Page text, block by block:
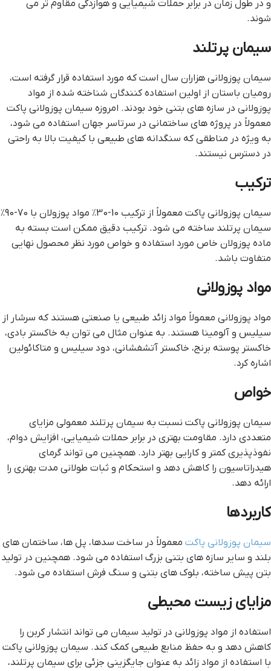
و در طول زمان در برابر حملات شیمیایی و هوازدگی مقاوم تر می
شوند.
سیمان پرتلند
سیمان پوزولانی هزاران سال است که مورد استفاده قرار گرفته است،
رومیان باستان از اولین استفاده کنندگان شناخته شده از مواد
پوزولانی در سازه های بتنی خود بودند. امروزه سیمان پوزولانی پاکت
معمولاً در پروژه های ساختمانی در سرتاسر جهان استفاده می شود،
به ویژه در مناطقی که سنگدانه های طبیعی با کیفیت بالا به راحتی
در دسترس نیستند.
ترکیب
سیمان پوزولانی پاکت معمولاً از ترکیب 10-30٪ مواد پوزولان با 70-90٪
سیمان پرتلند ساخته می شود. ترکیب دقیق ممکن است بسته به
ماده پوزولان خاص مورد استفاده و خواص مورد نظر محصول نهایی
متفاوت باشد.
مواد پوزولانی
مواد پوزولانی معمولاً مواد زائد طبیعی یا صنعتی هستند که سرشار از
سیلیس و آلومینا هستند. به عنوان مثال می توان به خاکستر بادی،
خاکستر پوسته برنج، خاکستر آتشفشانی، دود سیلیس و متاکائولین
اشاره کرد.
خواص
سیمان پوزولانی پاکت نسبت به سیمان پرتلند معمولی مزایای
متعددی دارد. مقاومت بهتری در برابر حملات شیمیایی، افزایش دوام،
نفوذپذیری کمتر و کارایی بهتر دارد. همچنین می تواند گرمای
هیدراتاسیون را کاهش دهد و استحکام و ثبات طولانی مدت بهتری را
ارائه دهد.
کاربردها
سیمان پوزولانی پاکت معمولاً در ساخت سدها، پل ها، ساختمان های
بلند و سایر سازه های بتنی بزرگ استفاده می شود. همچنین در تولید
بتن پیش ساخته، بلوک های بتنی و سنگ فرش استفاده می شود.
مزایای زیست محیطی
استفاده از مواد پوزولانی در تولید سیمان می تواند انتشار کربن را
کاهش دهد و به حفظ منابع طبیعی کمک کند. سیمان پوزولانی پاکت
با استفاده از مواد زائد به عنوان جایگزینی جزئی برای سیمان پرتلند،